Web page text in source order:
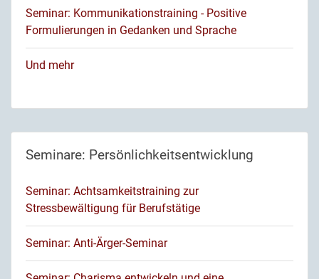
Seminar: Kommunikationstraining - Positive
Formulierungen in Gedanken und Sprache
Und mehr
Seminare: Persönlichkeitsentwicklung
Seminar: Achtsamkeitstraining zur
Stressbewältigung für Berufstätige
Seminar: Anti-Ärger-Seminar